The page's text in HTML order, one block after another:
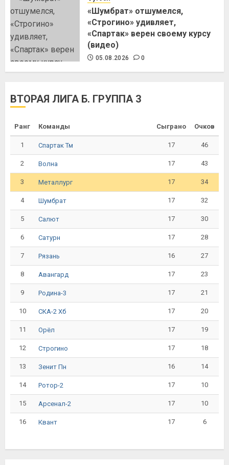
«Шумбрат» отшумелся,
«Строгино» удивляет,
«Спартак» верен своему курсу
(видео)
05.08.2026 0
ВТОРАЯ ЛИГА Б. ГРУППА 3
Ранг Команды Сыграно Очков
1 Спартак Тм 17 46
2 Волна 17 43
3 Металлург 17 34
4 Шумбрат 17 32
5 Салют 17 30
6 Сатурн 17 28
7 Рязань 16 27
8 Авангард 17 23
9 Родина-3 17 21
10 СКА-2 Хб 17 20
11 Орёл 17 19
12 Строгино 17 18
13 Зенит Пн 16 14
14 Ротор-2 17 10
15 Арсенал-2 17 10
16 Квант 17 6